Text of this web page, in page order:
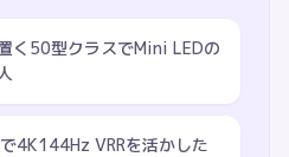
く50型クラスでMini LEDの
4K144Hz VRRを活かした